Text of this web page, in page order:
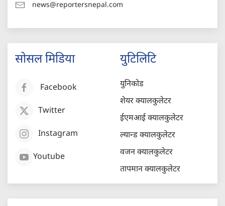
news@reportersnepal.com
सोसल मिडिया
Facebook
Twitter
Instagram
Youtube
युटिलिटि
युनिकोड
शेयर क्यालकुलेटर
ईएमआई क्यालकुलेटर
ल्यान्ड क्यालकुलेटर
वजन क्यालकुलेटर
तापमान क्यालकुलेटर